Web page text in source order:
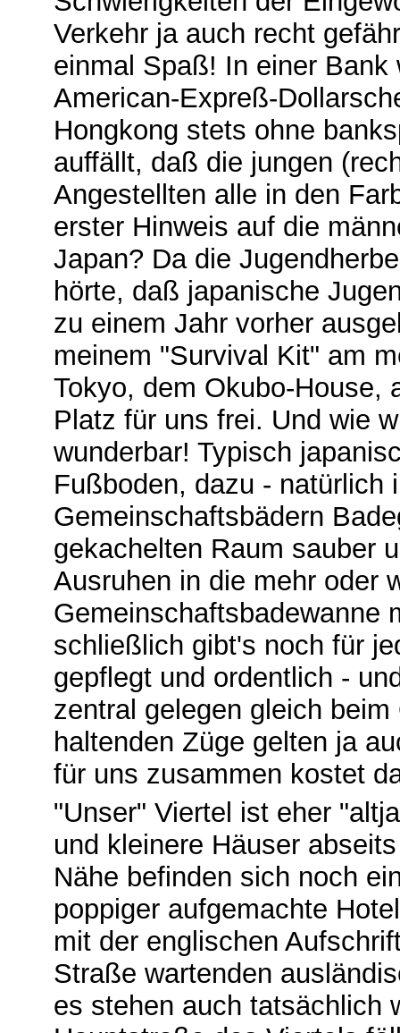
Verkehr ja auch recht
einmal Spaß! In einer
American-Expreß-
Hongkong stets ohne
auffällt, daß die jungen
Angestellten alle in den
erster Hinweis auf die
Japan? Da die
hörte, daß japanische
zu einem Jahr vorher
meinem "Survival Kit" am
Tokyo, dem Okubo-House,
Platz für uns frei. Und wie
wunderbar! Typisch
Fußboden, dazu - natürlich
Gemeinschaftsbädern
gekachelten Raum sauber
Ausruhen in die mehr oder
Gemeinschaftsbadewanne
schließlich gibt's noch für
gepflegt und ordentlich -
zentral gelegen gleich
haltenden Züge gelten ja
für uns zusammen kostet
"Unser" Viertel ist eher
und kleinere Häuser
Nähe befinden sich noch
poppiger aufgemachte
mit der englischen
Straße wartenden
es stehen auch tatsächlich